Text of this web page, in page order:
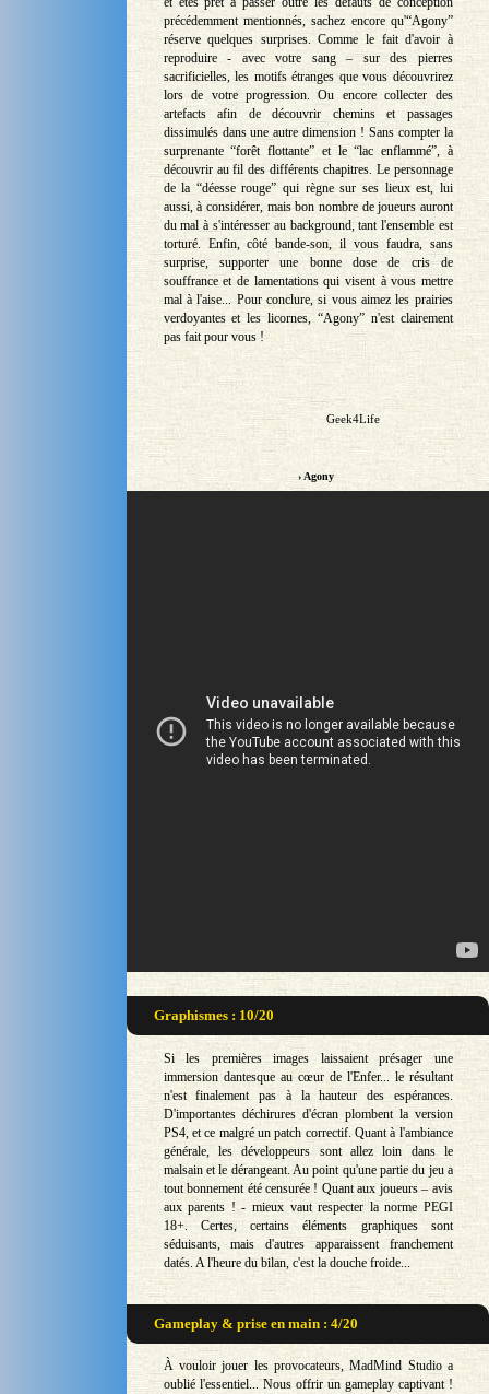
précédemment mentionnés, sachez encore qu'“Agony”
réserve quelques surprises. Comme le fait d'avoir à
reproduire - avec votre sang – sur des pierres
sacrificielles, les motifs étranges que vous découvrirez
lors de votre progression. Ou encore collecter des
artefacts afin de découvrir chemins et passages
dissimulés dans une autre dimension ! Sans compter la
surprenante “forêt flottante” et le “lac enflammé”, à
découvrir au fil des différents chapitres. Le personnage
de la “déesse rouge” qui règne sur ses lieux est, lui
aussi, à considérer, mais bon nombre de joueurs auront
du mal à s'intéresser au background, tant l'ensemble est
torturé. Enfin, côté bande-son, il vous faudra, sans
surprise, supporter une bonne dose de cris de
souffrance et de lamentations qui visent à vous mettre
mal à l'aise... Pour conclure, si vous aimez les prairies
verdoyantes et les licornes, “Agony” n'est clairement
pas fait pour vous !
Geek4Life
› Agony
Graphismes : 10/20
Si les premières images laissaient présager une
immersion dantesque au cœur de l'Enfer... le résultant
n'est finalement pas à la hauteur des espérances.
D'importantes déchirures d'écran plombent la version
PS4, et ce malgré un patch correctif. Quant à l'ambiance
générale, les développeurs sont allez loin dans le
malsain et le dérangeant. Au point qu'une partie du jeu a
tout bonnement été censurée ! Quant aux joueurs – avis
aux parents ! - mieux vaut respecter la norme PEGI
18+. Certes, certains éléments graphiques sont
séduisants, mais d'autres apparaissent franchement
datés. A l'heure du bilan, c'est la douche froide...
Gameplay & prise en main : 4/20
À vouloir jouer les provocateurs, MadMind Studio a
oublié l'essentiel... Nous offrir un gameplay captivant !